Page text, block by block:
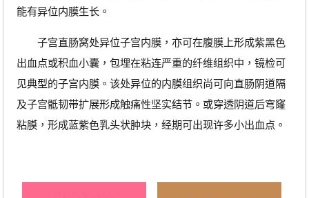
能有异位内膜生长。
子宫直肠窝处异位子宫内膜，亦可在腹膜上形成紫黑色
出血点或积血小囊，包埋在粘连严重的纤维组织中，镜检可
见典型的子宫内膜。该处异位的内膜组织尚可向直肠阴道隔
及子宫骶韧带扩展形成触痛性坚实结节。或穿透阴道后穹窿
粘膜，形成蓝紫色乳头状肿块，经期可出现许多小出血点。